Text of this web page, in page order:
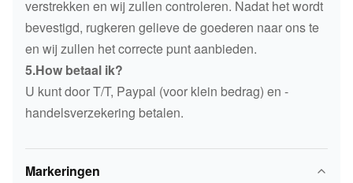
verstrekken en wij zullen controleren. Nadat het wordt
bevestigd, rugkeren gelieve de goederen naar ons te
en wij zullen het correcte punt aanbieden.
5.How betaal ik?
U kunt door T/T, Paypal (voor klein bedrag) en -
handelsverzekering betalen.
Markeringen